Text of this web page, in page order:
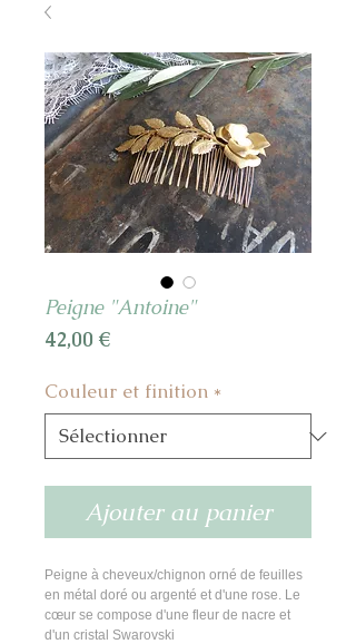
Peigne "Antoine"
42,00 €Prix
Couleur et finition *
Ajouter au panier
Peigne à cheveux/chignon orné de feuilles
en métal doré ou argenté et d'une rose. Le
cœur se compose d'une fleur de nacre et
d'un cristal Swarovski